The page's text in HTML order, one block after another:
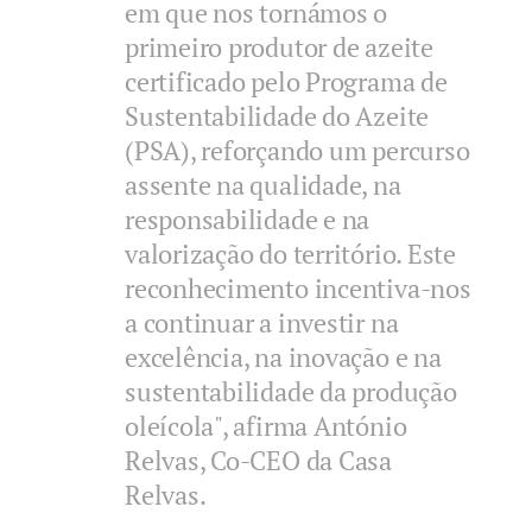
em que nos tornámos o
primeiro produtor de azeite
certificado pelo Programa de
Sustentabilidade do Azeite
(PSA), reforçando um percurso
assente na qualidade, na
responsabilidade e na
valorização do território. Este
reconhecimento incentiva-nos
a continuar a investir na
excelência, na inovação e na
sustentabilidade da produção
oleícola", afirma António
Relvas, Co-CEO da Casa
Relvas.